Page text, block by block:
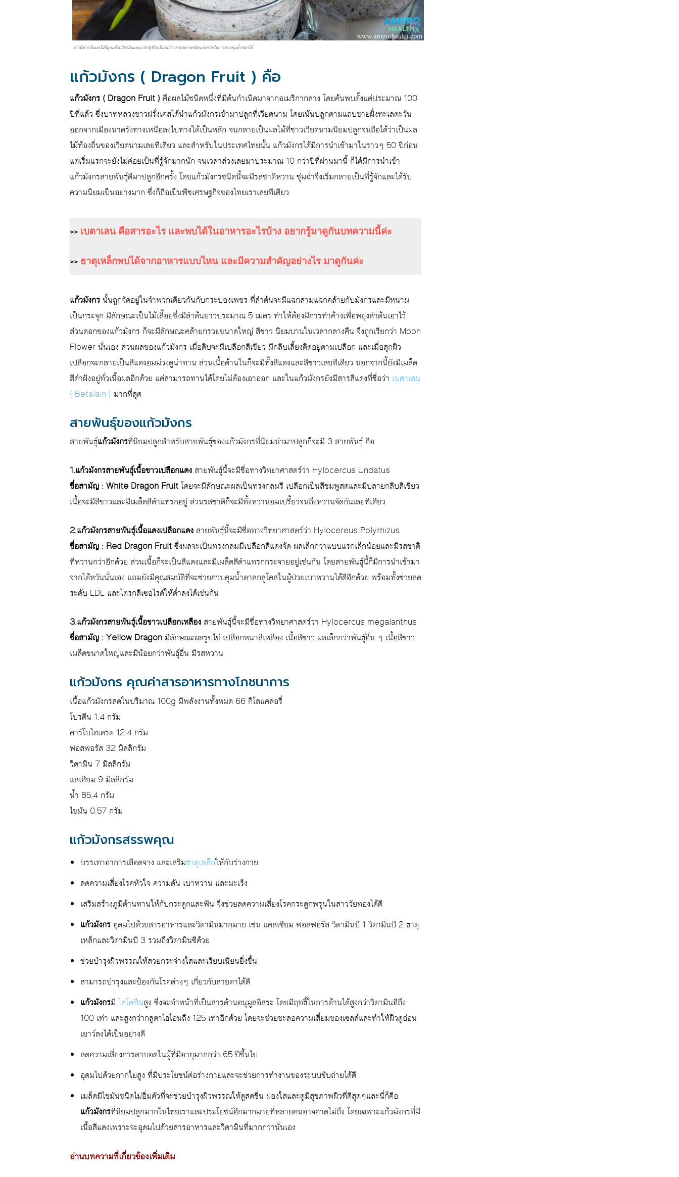
แก้วมังกรเป็นผลไม้ที่อุดมด้วยวิตามินและแร่ธาตุที่จำเป็นต่อร่างกายหลายชนิดและช่วยในการควบคุมน้ำหนักได้
แก้วมังกร ( Dragon Fruit ) คือ
แก้วมังกร ( Dragon Fruit ) คือผลไม้ชนิดหนึ่งที่มีต้นกำเนิดมาจากอเมริกากลาง โดยค้นพบตั้งแต่ประมาณ 100
ปีที่แล้ว ซึ่งบาทหลวงชาวฝรั่งเศสได้นำแก้วมังกรเข้ามาปลูกที่เวียดนาม โดยเน้นปลูกตามแถบชายฝั่งทะเลตะวัน
ออกจากเมืองนาตรังทางเหนือลงไปทางใต้เป็นหลัก จนกลายเป็นผลไม้ที่ชาวเวียดนามนิยมปลูกจนถือได้ว่าเป็นผล
ไม้ท้องถิ่นของเวียดนามเลยทีเดียว และสำหรับในประเทศไทยนั้น แก้วมังกรได้มีการนำเข้ามาในราวๆ 50 ปีก่อน
แต่เริ่มแรกจะยังไม่ค่อยเป็นที่รู้จักมากนัก จนเวลาล่วงเลยมาประมาณ 10 กว่าปีที่ผ่านมานี้ ก็ได้มีการนำเข้า
แก้วมังกรสายพันธุ์ดีมาปลูกอีกครั้ง โดยแก้วมังกรชนิดนี้จะมีรสชาติหวาน ชุ่มฉ่ำจึงเริ่มกลายเป็นที่รู้จักและได้รับ
ความนิยมเป็นอย่างมาก ซึ่งก็ถือเป็นพืชเศรษฐกิจของไทยเราเลยทีเดียว
>> เบตาเลน คือสารอะไร และพบได้ในอาหารอะไรบ้าง อยากรู้มาดูกันบทความนี้ค่ะ
>> ธาตุเหล็กพบได้จากอาหารแบบไหน และมีความสำคัญอย่างไร มาดูกันค่ะ
แก้วมังกรนั้นถูกจัดอยู่ในจำพวกเดียวกันกับกระบองเพชร ที่ลำต้นจะมีแฉกสามแฉกคล้ายกับมังกรและมีหนาม
เป็นกระจุก มีลักษณะเป็นไม้เลื้อยซึ่งมีลำต้นยาวประมาณ 5 เมตร ทำให้ต้องมีการทำค้างเพื่อพยุงลำต้นเอาไว้
ส่วนดอกของแก้วมังกร ก็จะมีลักษณะคล้ายกรวยขนาดใหญ่ สีขาว นิยมบานในเวลากลางคืน จึงถูกเรียกว่า Moon
Flower นั่นเอง ส่วนผลของแก้วมังกร เมื่อดิบจะมีเปลือกสีเขียว มีกลีบเลี้ยงติดอยู่ตามเปลือก และเมื่อสุกผิว
เปลือกจะกลายเป็นสีแดงอมม่วงดูน่าทาน ส่วนเนื้อด้านในก็จะมีทั้งสีแดงและสีขาวเลยทีเดียว นอกจากนี้ยังมีเมล็ด
สีดำฝังอยู่ทั่วเนื้อผลอีกด้วย แต่สามารถทานได้โดยไม่ต้องเอาออก และในแก้วมังกรยังมีสารสีแดงที่ชื่อว่า เบตาเลน
( Betalain ) มากที่สุด
สายพันธุ์ของแก้วมังกร
สายพันธุ์แก้วมังกรที่นิยมปลูกสำหรับสายพันธุ์ของแก้วมังกรที่นิยมนำมาปลูกก็จะมี 3 สายพันธุ์ คือ
1.แก้วมังกรสายพันธุ์เนื้อขาวเปลือกแดง สายพันธุ์นี้จะมีชื่อทางวิทยาศาสตร์ว่า Hylocercus Undatus
ชื่อสามัญ : White Dragon Fruitโดยจะมีลักษณะผลเป็นทรงกลมรี เปลือกเป็นสีชมพูสดและมีปลายกลีบสีเขียว
เนื้อจะมีสีขาวและมีเมล็ดสีดำแทรกอยู่ ส่วนรสชาติก็จะมีทั้งหวานอมเปรี้ยวจนถึงหวานจัดกันเลยทีเดียว
2.แก้วมังกรสายพันธุ์เนื้อแดงเปลือกแดง สายพันธุ์นี้จะมีชื่อทางวิทยาศาสตร์ว่า Hylocereus Polyrhizus
ชื่อสามัญ : Red Dragon Fruitซึ่งผลจะเป็นทรงกลมมีเปลือกสีแดงจัด ผลเล็กกว่าแบบแรกเล็กน้อยและมีรสชาติ
ที่หวานกว่าอีกด้วย ส่วนเนื้อก็จะเป็นสีแดงและมีเมล็ดสีดำแทรกกระจายอยู่เช่นกัน โดยสายพันธุ์นี้ก็มีการนำเข้ามา
จากไต้หวันนั่นเอง แถมยังมีคุณสมบัติที่จะช่วยควบคุมน้ำตาลกลูโคสในผู้ป่วยเบาหวานได้ดีอีกด้วย พร้อมทั้งช่วยลด
ระดับ LDL และไตรกลีเซอไรด์ให้ต่ำลงได้เช่นกัน
3.แก้วมังกรสายพันธุ์เนื้อขาวเปลือกเหลือง สายพันธุ์นี้จะมีชื่อทางวิทยาศาสตร์ว่า Hylocercus megalanthus
ชื่อสามัญ : Yellow Dragon มีลักษณะผลรูปไข่ เปลือกหนาสีเหลือง เนื้อสีขาว ผลเล็กกว่าพันธุ์อื่น ๆ เนื้อสีขาว
เมล็ดขนาดใหญ่และมีน้อยกว่าพันธุ์อื่น มีรสหวาน
แก้วมังกร คุณค่าสารอาหารทางโภชนาการ
เนื้อแก้วมังกรสดในปริมาณ 100g มีพลังงานทั้งหมด 66 กิโลแคลอรี่
โปรตีน 1.4 กรัม
คาร์โบไฮเดรต 12.4 กรัม
ฟอสฟอรัส 32 มิลลิกรัม
วิตามิน 7 มิลลิกรัม
แลเศียม 9 มิลลิกรัม
น้ำ 85.4 กรัม
ไขมัน 0.57 กรัม
แก้วมังกรสรรพคุณ
บรรเทาอาการเลือดจาง และเสริมธาตุเหล็กให้กับร่างกาย
ลดความเสี่ยงโรคหัวใจ ความดัน เบาหวาน และมะเร็ง
เสริมสร้างภูมิต้านทานให้กับกระดูกและฟัน จึงช่วยลดความเสี่ยงโรคกระดูกพรุนในสาววัยทองได้ดี
แก้วมังกร อุดมไปด้วยสารอาหารและวิตามินมากมาย เช่น แคลเซียม ฟอสฟอรัส วิตามินบี 1 วิตามินบี 2 ธาตุ
เหล็กและวิตามินบี 3 รวมถึงวิตามินซีด้วย
ช่วยบำรุงผิวพรรณให้สวยกระจ่างใสและเรียบเนียนยิ่งขึ้น
สามารถบำรุงและป้องกันโรคต่างๆ เกี่ยวกับสายตาได้ดี
แก้วมังกรมี ไลโคปีนสูง ซึ่งจะทำหน้าที่เป็นสารต้านอนุมูลอิสระ โดยมีฤทธิ์ในการต้านได้สูงกว่าวิตามินอีถึง
100 เท่า และสูงกว่ากลูตาไธโอนถึง 125 เท่าอีกด้วย โดยจะช่วยชะลอความเสี่ยมของเซลล์และทำให้ผิวดูอ่อน
เยาว์ลงได้เป็นอย่างดี
ลดความเสี่ยงการตาบอดในผู้ที่มีอายุมากกว่า 65 ปีขึ้นไป
อุดมไปด้วยกากใยสูง ที่มีประโยชน์ต่อร่างกายและจะช่วยการทำงานของระบบขับถ่ายได้ดี
เมล็ดมีไขมันชนิดไม่อิ่มตัวที่จะช่วยบำรุงผิวพรรณให้ดูสดชื่น ผ่องใสและดูมีสุขภาพผิวที่ดีสุดๆและนี่ก็คือ
แก้วมังกรที่นิยมปลูกมากในไทยเราและประโยชน์อีกมากมายที่หลายคนอาจคาดไม่ถึง โดยเฉพาะแก้วมังกรที่มี
เนื้อสีแดงเพราะจะอุดมไปด้วยสารอาหารและวิตามินที่มากกว่านั่นเอง
อ่านบทความที่เกี่ยวข้องเพิ่มเติม